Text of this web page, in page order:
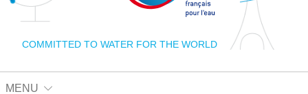
COMMITTED TO WATER FOR THE WORLD
MENU